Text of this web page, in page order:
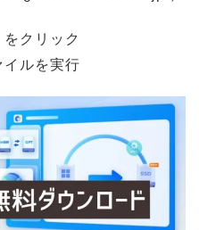
をクリック
イルを実行